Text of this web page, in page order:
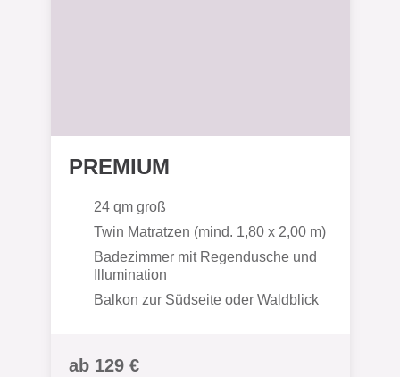
PREMIUM
24 qm groß
Twin Matratzen (mind. 1,80 x 2,00 m)
Badezimmer mit Regendusche und
Illumination
Balkon zur Südseite oder Waldblick
ab 129 €